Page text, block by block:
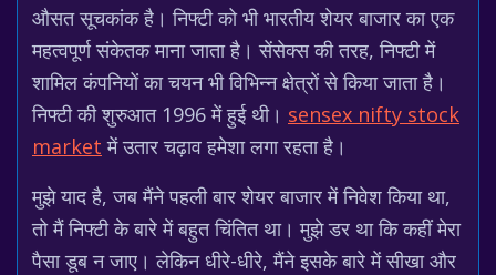
औसत सूचकांक है। निफ्टी को भी भारतीय शेयर बाजार का एक
महत्वपूर्ण संकेतक माना जाता है। सेंसेक्स की तरह, निफ्टी में
शामिल कंपनियों का चयन भी विभिन्न क्षेत्रों से किया जाता है।
निफ्टी की शुरुआत 1996 में हुई थी। sensex nifty stock
market में उतार चढ़ाव हमेशा लगा रहता है।
मुझे याद है, जब मैंने पहली बार शेयर बाजार में निवेश किया था,
तो मैं निफ्टी के बारे में बहुत चिंतित था। मुझे डर था कि कहीं मेरा
पैसा डूब न जाए। लेकिन धीरे-धीरे, मैंने इसके बारे में सीखा और